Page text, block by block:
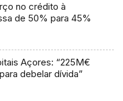
no crédito à
de 50% para 45%
Açores: “225M€
debelar dívida”